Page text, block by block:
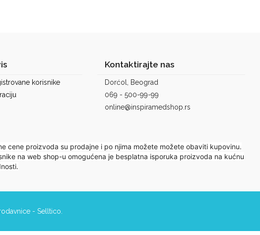
korisnike
Kontaktirajte nas
Dorćol, Beograd
069 - 500-99-99
online@inspiramedshop.rs
cene proizvoda su prodajne i po njima možete možete obaviti kupovinu.
na web shop-u omogućena je besplatna isporuka proizvoda na kućnu
- Selltico.